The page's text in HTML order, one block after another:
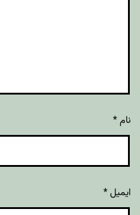
نام*
ایمیل*